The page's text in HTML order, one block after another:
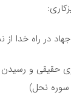
در راه خدا
حقیقی و